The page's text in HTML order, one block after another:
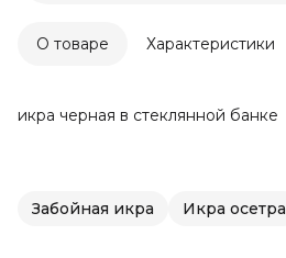
О товаре Характеристики
икра черная в стеклянной банке
Забойная икра Икра осетра